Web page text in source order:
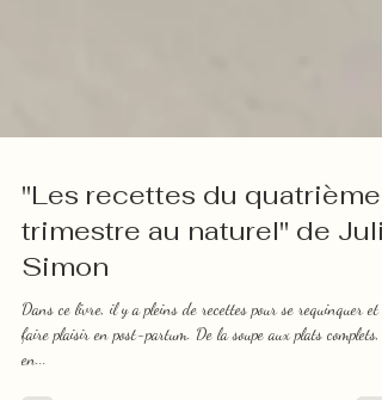
"Les recettes du quatrième
trimestre au naturel" de
Simon
Dans ce livre, il y a pleins de recettes pour se requinquer et